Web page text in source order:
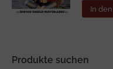
In
Produkte suchen